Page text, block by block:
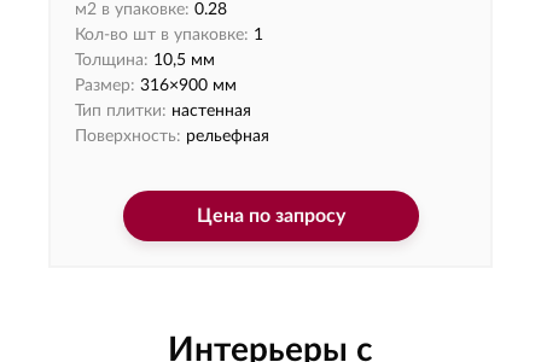
м2 в упаковке: 0.28
Кол-во шт в упаковке: 1
Толщина: 10,5 мм
Размер: 316×900 мм
Тип плитки: настенная
Поверхность: рельефная
Цена по запросу
Интерьеры с